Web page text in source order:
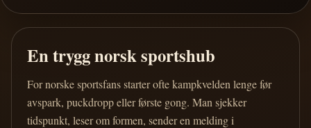
En trygg norsk sportshub
For norske sportsfans starter ofte kampkvelden lenge før
avspark, puckdropp eller første gong. Man sjekker
tidspunkt, leser om formen, sender en melding i